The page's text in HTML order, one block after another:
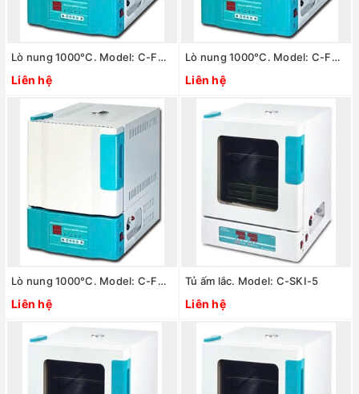
Lò nung 1000°C. Model: C-FMD3
Liên hệ
Lò nung 1000°C. Model: C-FMD2
Liên hệ
Lò nung 1000°C. Model: C-FMD1
Liên hệ
Tủ ấm lắc. Model: C-SKI-5
Liên hệ